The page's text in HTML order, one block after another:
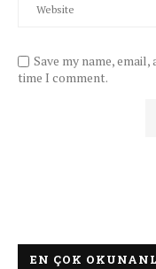
Save my name,
time I comment.
EN ÇOK